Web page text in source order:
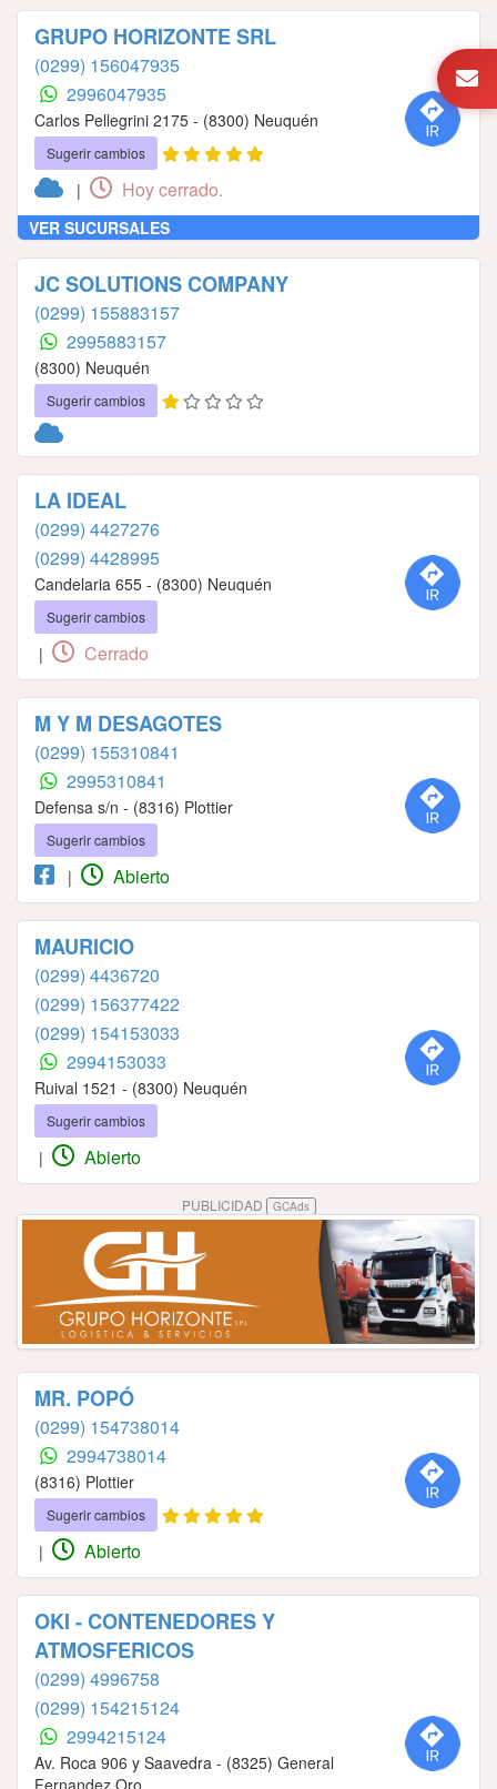
GRUPO HORIZONTE SRL
(0299) 156047935
2996047935
Carlos Pellegrini 2175 - (8300) Neuquén
Sugerir cambios
| Hoy cerrado.
VER SUCURSALES
JC SOLUTIONS COMPANY
(0299) 155883157
2995883157
(8300) Neuquén
Sugerir cambios
LA IDEAL
(0299) 4427276
(0299) 4428995
Candelaria 655 - (8300) Neuquén
Sugerir cambios
| Cerrado
M Y M DESAGOTES
(0299) 155310841
2995310841
Defensa s/n - (8316) Plottier
Sugerir cambios
| Abierto
MAURICIO
(0299) 4436720
(0299) 156377422
(0299) 154153033
2994153033
Ruival 1521 - (8300) Neuquén
Sugerir cambios
| Abierto
PUBLICIDAD GCAds
MR. POPÓ
(0299) 154738014
2994738014
(8316) Plottier
Sugerir cambios
| Abierto
OKI - CONTENEDORES Y
ATMOSFERICOS
(0299) 4996758
(0299) 154215124
2994215124
Av. Roca 906 y Saavedra - (8325) General